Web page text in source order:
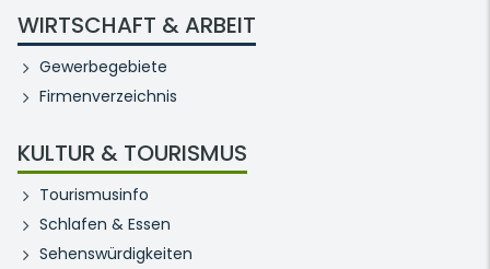
WIRTSCHAFT & ARBEIT
Gewerbegebiete
Firmenverzeichnis
KULTUR & TOURISMUS
Tourismusinfo
Schlafen & Essen
Sehenswürdigkeiten